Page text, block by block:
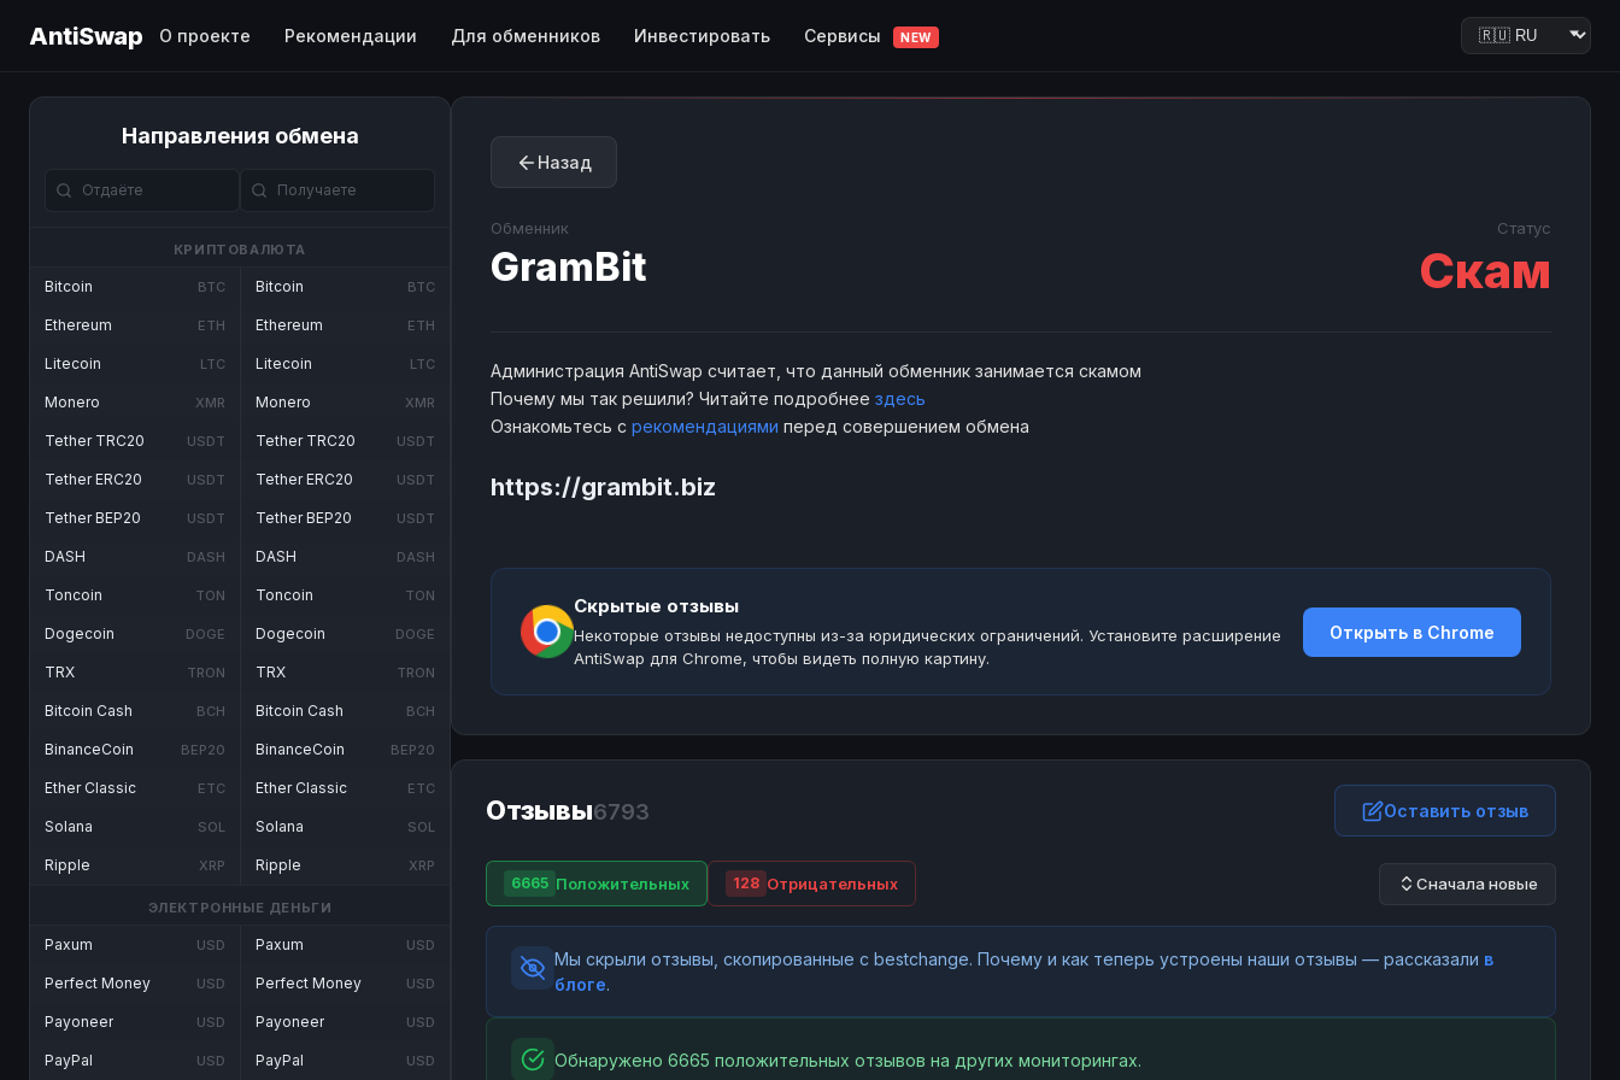
AntiSwap О проекте Рекомендации Для обменников Инвестировать Сервисы NEW
Направления обмена
КРИПТОВАЛЮТА
Bitcoin BTC
Ethereum ETH
Litecoin LTC
Monero XMR
Tether TRC20 USDT
Tether ERC20 USDT
Tether BEP20 USDT
DASH DASH
Toncoin TON
Dogecoin DOGE
TRX TRON
Bitcoin Cash BCH
BinanceCoin BEP20
Ether Classic ETC
Solana SOL
Ripple XRP
Bitcoin BTC
Ethereum ETH
Litecoin LTC
Monero XMR
Tether TRC20 USDT
Tether ERC20 USDT
Tether BEP20 USDT
DASH DASH
Toncoin TON
Dogecoin DOGE
TRX TRON
Bitcoin Cash BCH
BinanceCoin BEP20
Ether Classic ETC
Solana SOL
Ripple XRP
ЭЛЕКТРОННЫЕ ДЕНЬГИ
Paxum USD
Perfect Money USD
Payoneer USD
PayPal USD
Paxum USD
Perfect Money USD
Payoneer USD
PayPal USD
Назад
Обменник
GramBit
Статус
Скам
Администрация AntiSwap считает, что данный обменник занимается скамом
Почему мы так решили? Читайте подробнее здесь
Ознакомьтесь с рекомендациями перед совершением обмена
https://grambit.biz
Скрытые отзывы
Некоторые отзывы недоступны из-за юридических ограничений. Установите расширение
AntiSwap для Chrome, чтобы видеть полную картину.
Открыть в Chrome
Отзывы6793 Оставить отзыв
6665 Положительных 128 Отрицательных Сначала новые
Мы скрыли отзывы, скопированные с bestchange. Почему и как теперь устроены наши отзывы — рассказали в
блоге.
Обнаружено 6665 положительных отзывов на других мониторингах.